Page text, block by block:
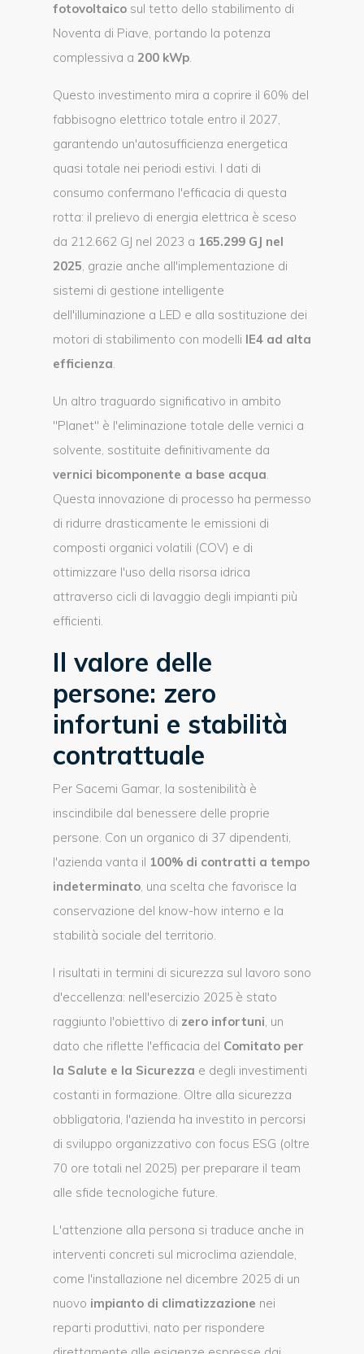
fotovoltaico sul tetto dello stabilimento di
Noventa di Piave, portando la potenza
complessiva a 200 kWp.
Questo investimento mira a coprire il 60% del
fabbisogno elettrico totale entro il 2027,
garantendo un'autosufficienza energetica
quasi totale nei periodi estivi. I dati di
consumo confermano l'efficacia di questa
rotta: il prelievo di energia elettrica è sceso
da 212.662 GJ nel 2023 a 165.299 GJ nel
2025, grazie anche all'implementazione di
sistemi di gestione intelligente
dell'illuminazione a LED e alla sostituzione dei
motori di stabilimento con modelli IE4 ad alta
efficienza.
Un altro traguardo significativo in ambito
"Planet" è l'eliminazione totale delle vernici a
solvente, sostituite definitivamente da
vernici bicomponente a base acqua.
Questa innovazione di processo ha permesso
di ridurre drasticamente le emissioni di
composti organici volatili (COV) e di
ottimizzare l'uso della risorsa idrica
attraverso cicli di lavaggio degli impianti più
efficienti.
Il valore delle
persone: zero
infortuni e stabilità
contrattuale
Per Sacemi Gamar, la sostenibilità è
inscindibile dal benessere delle proprie
persone. Con un organico di 37 dipendenti,
l'azienda vanta il 100% di contratti a tempo
indeterminato, una scelta che favorisce la
conservazione del know-how interno e la
stabilità sociale del territorio.
I risultati in termini di sicurezza sul lavoro sono
d'eccellenza: nell'esercizio 2025 è stato
raggiunto l'obiettivo di zero infortuni, un
dato che riflette l'efficacia del Comitato per
la Salute e la Sicurezza e degli investimenti
costanti in formazione. Oltre alla sicurezza
obbligatoria, l'azienda ha investito in percorsi
di sviluppo organizzativo con focus ESG (oltre
70 ore totali nel 2025) per preparare il team
alle sfide tecnologiche future.
L'attenzione alla persona si traduce anche in
interventi concreti sul microclima aziendale,
come l'installazione nel dicembre 2025 di un
nuovo impianto di climatizzazione nei
reparti produttivi, nato per rispondere